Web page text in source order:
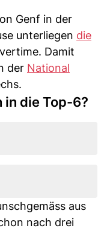
Genf in der
unterliegen die
Damit
der National
in die Top-6?
aus
nach drei